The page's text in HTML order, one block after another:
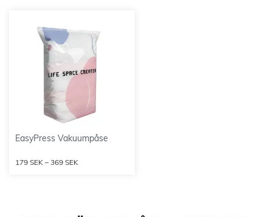
EasyPress Vakuumpåse
179 SEK – 369 SEK